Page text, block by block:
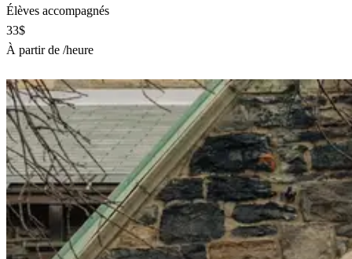
Élèves accompagnés
33$
À partir de /heure